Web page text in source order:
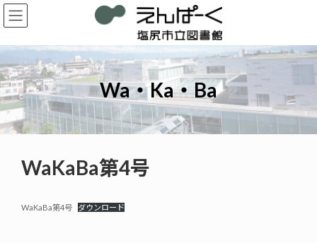
コ
ン
ン
ツ
へ
ス
キ
ッ
プ
ナ
ビ
ー
シ
ョ
ン
に
移
動
Wa・Ka・Ba
WaKaBa第4号
WaKaBa第4号 ダウンロード